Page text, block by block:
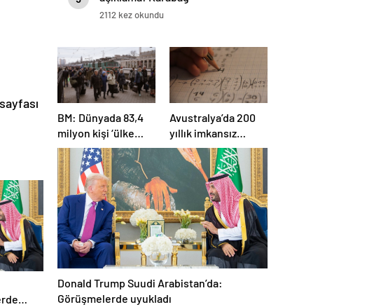
Azerbaycan’ın ayrılmaz bir
2112 kez okundu
BM: Dünyada 83,4
milyon kişi ‘ülke
içinde yerinden
edilmiş’ olarak
yaşıyor
Avustralya’da 200
yıllık imkansız
matematik
problemi çözüldü
Donald Trump Suudi Arabistan’da:
Görüşmelerde uyukladı